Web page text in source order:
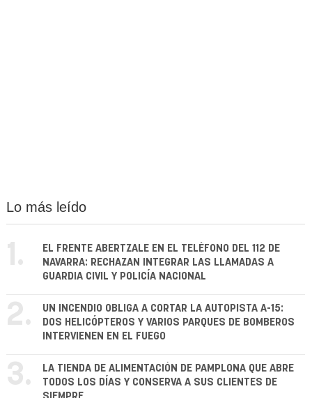
Lo más leído
1.
EL FRENTE ABERTZALE EN EL TELÉFONO DEL 112 DE
NAVARRA: RECHAZAN INTEGRAR LAS LLAMADAS A
GUARDIA CIVIL Y POLICÍA NACIONAL
2.
UN INCENDIO OBLIGA A CORTAR LA AUTOPISTA A-15:
DOS HELICÓPTEROS Y VARIOS PARQUES DE BOMBEROS
INTERVIENEN EN EL FUEGO
3.
LA TIENDA DE ALIMENTACIÓN DE PAMPLONA QUE ABRE
TODOS LOS DÍAS Y CONSERVA A SUS CLIENTES DE